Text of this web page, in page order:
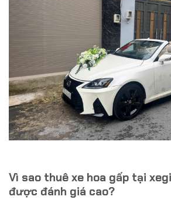
Vì sao thuê xe hoa gấp tại
được đánh giá cao?